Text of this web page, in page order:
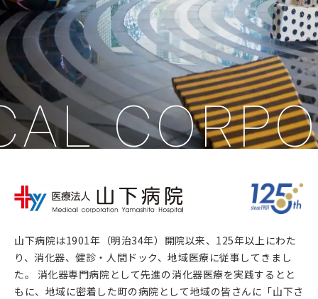
山下病院は1901年（明治34年）開院以来、125年以上にわた
り、消化器、健診・人間ドック、地域医療に従事してきまし
た。 消化器専門病院として先進の消化器医療を実践するとと
もに、地域に密着した町の病院として地域の皆さんに「山下さ